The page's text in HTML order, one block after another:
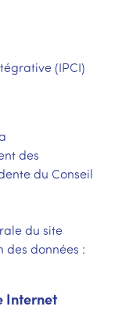
(IPCI)
des
du Conseil
du site
des données :
Internet